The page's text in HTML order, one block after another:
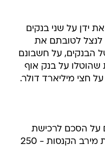
ידן על שני בנקים
לנצל לטובתם את
הבנקים, על חשבונם
שהוטלו על בנק אוף
חצי מיליארד דולר.
על הסכם לרכישת
פליט בוסטון בינואר, ישלם את מירב הקנסות - 250